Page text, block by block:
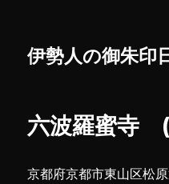
伊勢人の御朱印
六波羅蜜寺
京都府京都市東山区松